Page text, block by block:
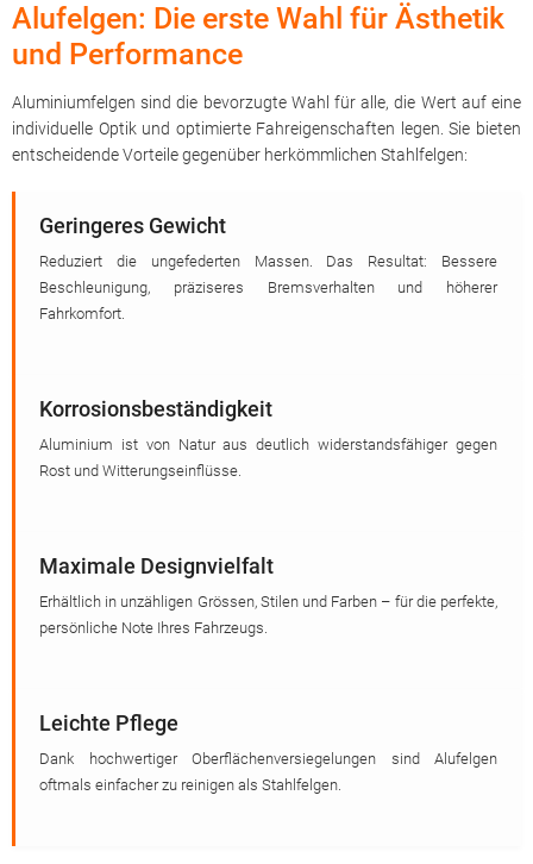
Alufelgen: Die erste Wahl für Ästhetik
und Performance
Aluminiumfelgen sind die bevorzugte Wahl für alle, die Wert auf eine
individuelle Optik und optimierte Fahreigenschaften legen. Sie bieten
entscheidende Vorteile gegenüber herkömmlichen Stahlfelgen:
Geringeres Gewicht
Reduziert die ungefederten Massen. Das Resultat: Bessere
Beschleunigung, präziseres Bremsverhalten und höherer
Fahrkomfort.
Korrosionsbeständigkeit
Aluminium ist von Natur aus deutlich widerstandsfähiger gegen
Rost und Witterungseinflüsse.
Maximale Designvielfalt
Erhältlich in unzähligen Grössen, Stilen und Farben – für die perfekte,
persönliche Note Ihres Fahrzeugs.
Leichte Pflege
Dank hochwertiger Oberflächenversiegelungen sind Alufelgen
oftmals einfacher zu reinigen als Stahlfelgen.